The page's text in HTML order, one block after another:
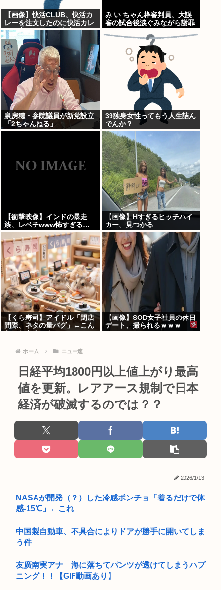
【画像】快活CLUB、快活カ
レーを注文したのに快活カレ
ーを出してしまい炎上ｗｗｗ
み い ちゃん枠審判員、大誤
審の試合後涙ぐみながら謝罪
泉房穂・参院議員が新党設立
「2ちゃんねる」
39独身女性ってもう人生詰ん
でんか？
【衝撃映像】インドの暴走
族、レベチwww怖すぎる…
【画像】Hすぎるヒッチハイ
カー、見つかる
【くら寿司】アイドル「閉店
間際、ネタの量バグ」←こん
【画像】SOD女子社員の休日
デート、撮られるｗｗｗ
ホーム ニュー速
日経平均1800円以上値上がり最高
値を更新。レアアース規制で日本
経済が破滅するのでは？？
2026/1/13
NASAが開発（？）した冷感ポンチョ「着るだけで体
感-15℃」←これ
中国製自動車、不具合によりドアが勝手に開いてしま
う件
友廣南実アナ 海に落ちてパンツが透けてしまうハプ
ニング！！【GIF動画あり】